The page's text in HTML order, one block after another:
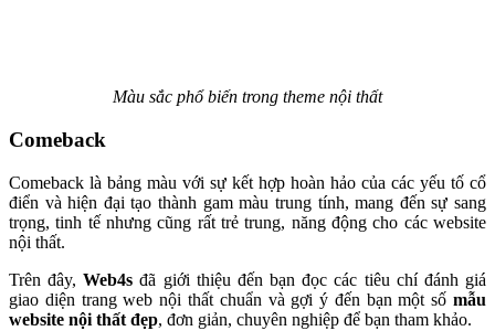
Màu sắc phổ biến trong theme nội thất
Comeback
Comeback là bảng màu với sự kết hợp hoàn hảo của các yếu tố cổ
điển và hiện đại tạo thành gam màu trung tính, mang đến sự sang
trọng, tinh tế nhưng cũng rất trẻ trung, năng động cho các website
nội thất.
Trên đây,Web4s đã giới thiệu đến bạn đọc các tiêu chí đánh giá
giao diện trang web nội thất chuẩn và gợi ý đến bạn một số mẫu
website nội thất đẹp, đơn giản, chuyên nghiệp để bạn tham khảo.